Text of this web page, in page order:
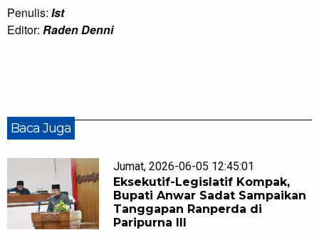
Penulis: Ist
Editor: Raden Denni
Baca Juga
Jumat, 2026-06-05 12:45:01
Eksekutif-Legislatif Kompak,
Bupati Anwar Sadat Sampaikan
Tanggapan Ranperda di
Paripurna III